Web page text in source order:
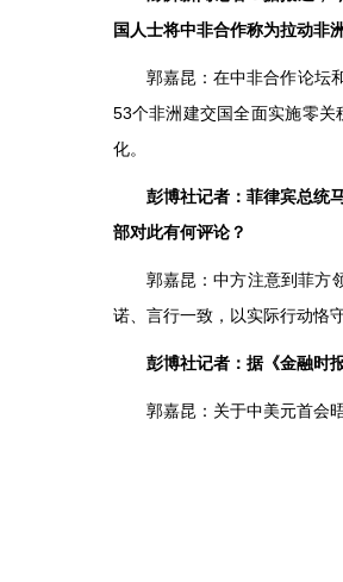
国人士将中非合作称为拉动非
郭嘉昆：在中非合作论坛
53个非洲建交国全面实施零
化。
彭博社记者：菲律宾总统
部对此有何评论？
郭嘉昆：中方注意到菲方
诺、言行一致，以实际行动恪
彭博社记者：据《金融时
郭嘉昆：关于中美元首会